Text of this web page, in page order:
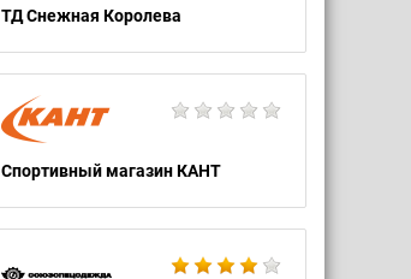
ТД Снежная Королева
Спортивный магазин КАНТ